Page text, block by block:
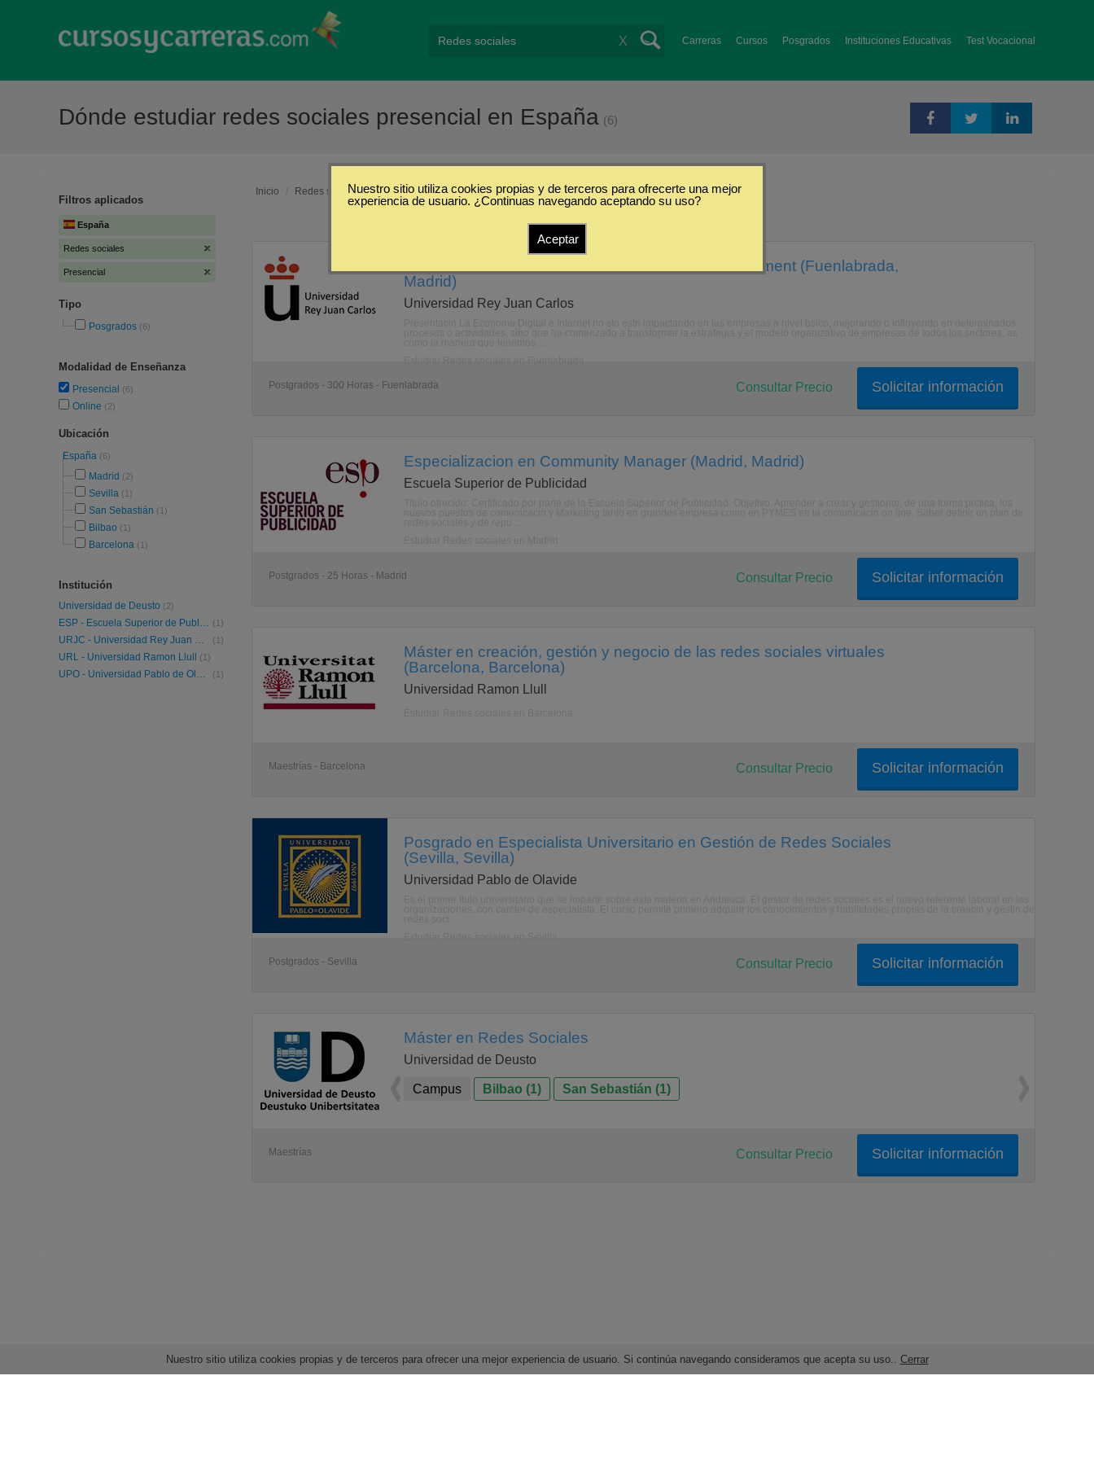
Nuestro sitio utiliza cookies propias y de terceros para ofrecer una mejor experiencia de usuario. Si continúa navegando consideramos que acepta su uso.. Cerrar
Carreras Cursos Posgrados Instituciones Educativas Test Vocacional
X
Dónde estudiar redes sociales presencial en España (6)
Filtros aplicados
España
Redes sociales
Presencial
Tipo
Posgrados (6)
Modalidad de Enseñanza
Presencial (6)
Online (2)
Ubicación
España (6)
Madrid (2)
Sevilla (1)
San Sebastián (1)
Bilbao (1)
Barcelona (1)
Institución
Universidad de Deusto (2)
ESP - Escuela Superior de Publicidad (1)
URJC - Universidad Rey Juan Carlos (1)
URL - Universidad Ramon Llull (1)
UPO - Universidad Pablo de Olavide (1)
Inicio / Redes sociales / Presencial
Experto en Economía Digital y Community Management (Fuenlabrada,
Madrid)
Universidad Rey Juan Carlos
Postgrados - 300 Horas - Fuenlabrada Solicitar información
Consultar Precio
Especializacion en Community Manager (Madrid, Madrid)
Escuela Superior de Publicidad
Postgrados - 25 Horas - Madrid Solicitar información
Consultar Precio
Máster en creación, gestión y negocio de las redes sociales virtuales
(Barcelona, Barcelona)
Universidad Ramon Llull
Maestrías - Barcelona Solicitar información
Consultar Precio
Posgrado en Especialista Universitario en Gestión de Redes Sociales
(Sevilla, Sevilla)
Universidad Pablo de Olavide
Postgrados - Sevilla Solicitar información
Consultar Precio
Máster en Redes Sociales
Universidad de Deusto
Campus Bilbao (1) San Sebastián (1)
Maestrías Solicitar información
Consultar Precio
Nuestro sitio utiliza cookies propias y de terceros para ofrecerte una mejor
experiencia de usuario. ¿Continuas navegando aceptando su uso?
Aceptar